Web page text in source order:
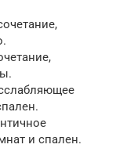
и спален.